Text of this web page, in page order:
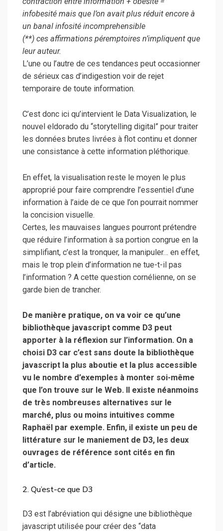
infobesité mais que l’on avait plus réduit encore à
un banal infosité incomprehensible
(**) ces affirmations péremptoires n’impliquent que
leur auteur.
L’une ou l’autre de ces tendances peut occasionner
de sérieux cas d’indigestion voir de rejet
temporaire de toute information.
C’est donc ici qu’intervient le Data Visualization, le
nouvel eldorado du “storytelling digital” pour traiter
les données brutes livrées à flot continu et donner
une consistance à cette information pléthorique.
En effet, la visualisation reste le moyen le plus
approprié pour faire comprendre l’essentiel d’une
information à l’aide de ce que l’on pourrait nommer
la concision visuelle.
Certes, les mauvaises langues pourront prétendre
que réduire l’information à sa portion congrue en la
simplifiant, c’est la tronquer, la manipuler… en effet,
mais le trop plein d’information ne tue-t-il pas
l’information ? A cette question cornélienne, on se
garde bien de trancher.
De manière pratique, on va voir ce qu’une
bibliothèque javascript comme D3 peut
apporter à la réflexion sur l’information. On a
choisi D3 car c’est sans doute la bibliothèque
javascript la plus aboutie et la plus accessible
vu le nombre d’exemples à monter soi-même
que l’on trouve sur le Web. Il existe néanmoins
de très nombreuses alternatives sur le
marché, plus ou moins intuitives comme
Raphaël par exemple. Enfin, il existe un peu de
littérature sur le maniement de D3, les deux
ouvrages de référence sont cités en fin
d’article.
2. Qu’est-ce que D3
D3 est l’abréviation qui désigne une bibliothèque
javascript utilisée pour créer des “data